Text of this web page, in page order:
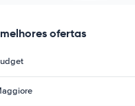
ofertas